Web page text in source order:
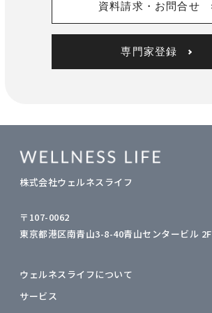
資料請求・お問合せ
専門家登録
株式会社ウェルネスライフ
〒107-0062
東京都港区南青山3-8-40青山センタービル 2F
ウェルネスライフについて
サービス